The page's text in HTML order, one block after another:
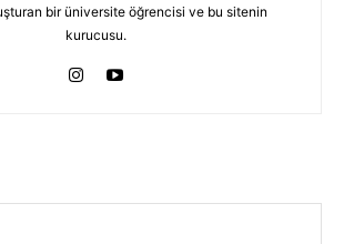
bir üniversite öğrencisi ve bu sitenin
kurucusu.